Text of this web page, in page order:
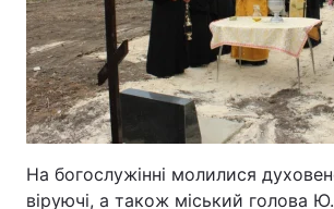
На богослужінні молилися
віруючі, а також міський голова